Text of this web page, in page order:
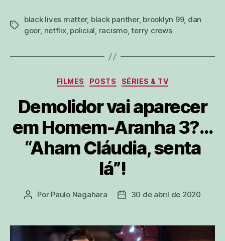
tags
black lives matter, black panther, brooklyn 99, dan
goor, netflix, policial, racismo,terry crews
Categorias
FILMES POSTS SÉRIES & TV
Demolidor vai aparecer
em Homem-Aranha 3?…
“Aham Cláudia, senta
lá”!
Autor
Por Paulo Nagahara
Data30 de abril de 2020